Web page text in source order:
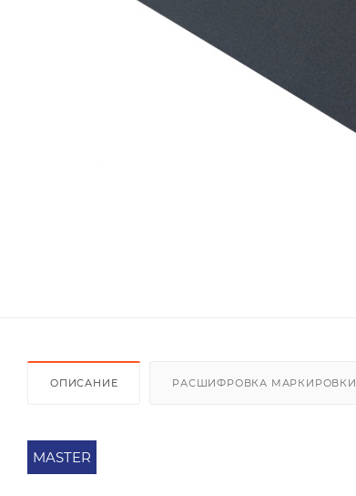
ОПИСАНИЕ РАСШИФРОВКА МАРКИРОВКИ
MASTER